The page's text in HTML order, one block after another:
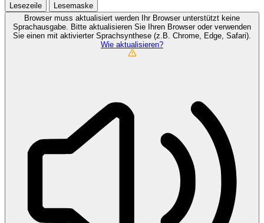
Lesezeile
Lesemaske
Browser muss aktualisiert werden
Ihr Browser unterstützt keine
Sprachausgabe. Bitte aktualisieren Sie Ihren Browser oder verwenden
Sie einen mit aktivierter Sprachsynthese (z.B. Chrome, Edge, Safari).
Wie aktualisieren?